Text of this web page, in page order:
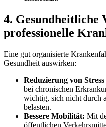
4. Gesundheitliche
professionelle
Eine gut organisierte
Gesundheit auswirken:
Reduzierung von
bei chronischen
wichtig, sich nicht durch
belasten.
Bessere Mobilität: Mit
öffentlichen